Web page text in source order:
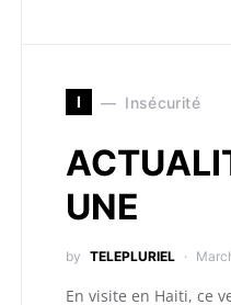
I Insécurité
UNE
by TELEPLURIEL
En visite en Haiti, ce